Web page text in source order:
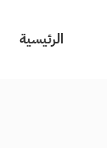
الرئيسية